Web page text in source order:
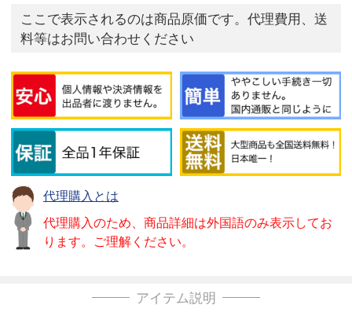
ここで表示されるのは商品原価です。代理費用、送
料等はお問い合わせください
代理購入とは
代理購入のため、商品詳細は外国語のみ表示してお
ります。ご理解ください。
アイテム説明